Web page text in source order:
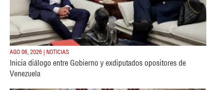
AGO 06, 2026 | NOTICIAS
Inicia diálogo entre Gobierno y exdiputados opositores de
Venezuela